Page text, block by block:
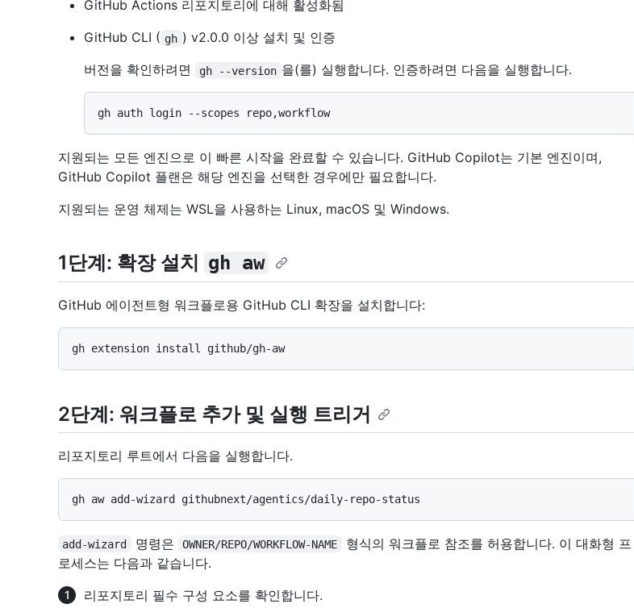
GitHub Actions 리포지토리에 대해 활성화됨
GitHub CLI ( gh ) v2.0.0 이상 설치 및 인증
버전을 확인하려면
gh --version 을(를) 실행합니다. 인증하려면 다음을 실행합니다.
지원되는 모든 엔진으로 이 빠른 시작을 완료할 수 있습니다. GitHub Copilot는 기본 엔진이며,
GitHub Copilot 플랜은 해당 엔진을 선택한 경우에만 필요합니다.
지원되는 운영 체제는 WSL을 사용하는 Linux, macOS 및 Windows.
1단계: 확장 설치 gh aw
GitHub 에이전트형 워크플로용 GitHub CLI 확장을 설치합니다:
2단계: 워크플로 추가 및 실행 트리거
리포지토리 루트에서 다음을 실행합니다.
add-wizard 명령은 OWNER/REPO/WORKFLOW-NAME
형식의 워크플로 참조를 허용합니다. 이 대화형 프
로세스는 다음과 같습니다.
리포지토리 필수 구성 요소를 확인합니다.